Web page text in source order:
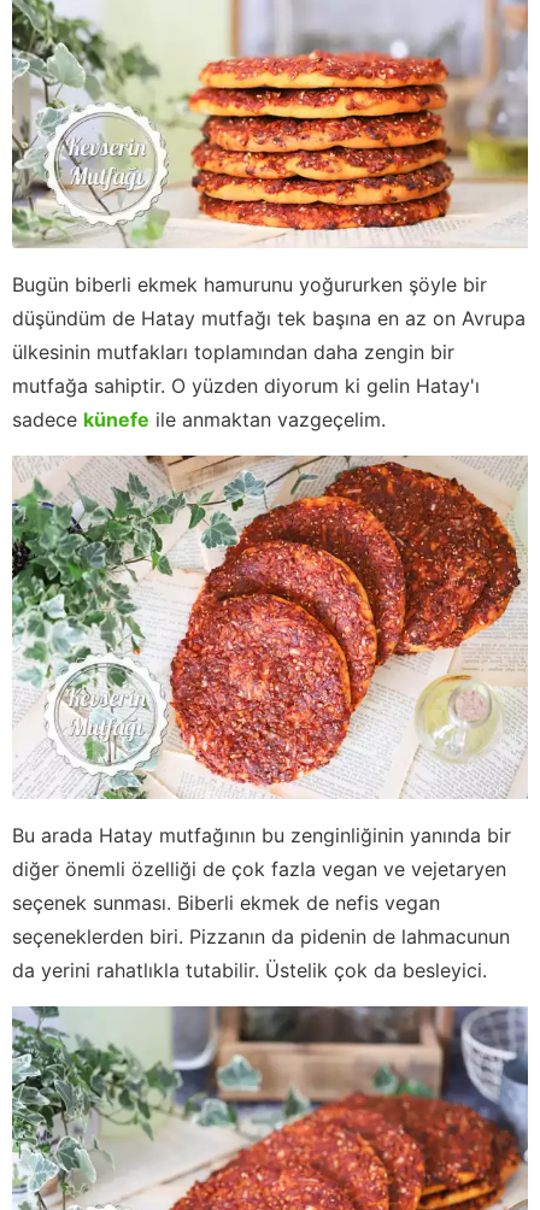
Bugün biberli ekmek hamurunu yoğururken şöyle bir
düşündüm de Hatay mutfağı tek başına en az on Avrupa
ülkesinin mutfakları toplamından daha zengin bir
mutfağa sahiptir. O yüzden diyorum ki gelin Hatay'ı
sadece künefe ile anmaktan vazgeçelim.
Bu arada Hatay mutfağının bu zenginliğinin yanında bir
diğer önemli özelliği de çok fazla vegan ve vejetaryen
seçenek sunması. Biberli ekmek de nefis vegan
seçeneklerden biri. Pizzanın da pidenin de lahmacunun
da yerini rahatlıkla tutabilir. Üstelik çok da besleyici.